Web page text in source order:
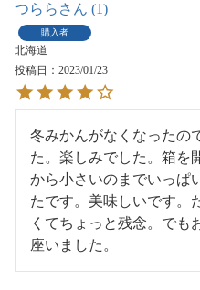
つらら 1
購入者
北海道
投稿日
2023/01/23
冬みかんがなくなったの
た。楽しみでした。箱を
から小さいのまでいっぱ
たです。美味しいです。
くてちょっと残念。でも